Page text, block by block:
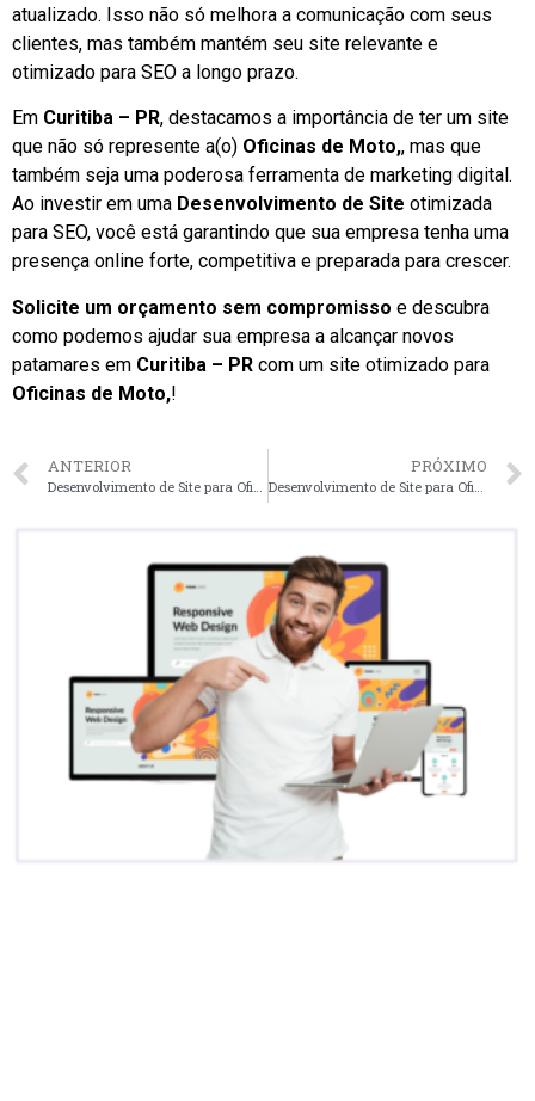
atualizado. Isso não só melhora a comunicação com seus
clientes, mas também mantém seu site relevante e
otimizado para SEO a longo prazo.
Em Curitiba – PR, destacamos a importância de ter um site
que não só represente a(o) Oficinas de Moto,, mas que
também seja uma poderosa ferramenta de marketing digital.
Ao investir em uma Desenvolvimento de Site otimizada
para SEO, você está garantindo que sua empresa tenha uma
presença online forte, competitiva e preparada para crescer.
Solicite um orçamento sem compromisso e descubra
como podemos ajudar sua empresa a alcançar novos
patamares em Curitiba – PR com um site otimizado para
Oficinas de Moto,!
ANTERIOR PRÓXIMO